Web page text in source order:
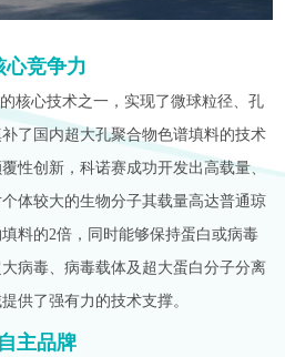
心竞争力
核心技术之一，实现了微球粒径、孔
了国内超大孔聚合物色谱填料的技术
性创新，科诺赛成功开发出高载量、
体较大的生物分子其载量高达普通琼
料的2倍，同时能够保持蛋白或病毒
病毒、病毒载体及超大蛋白分子分离
供了强有力的技术支撑。
自主品牌